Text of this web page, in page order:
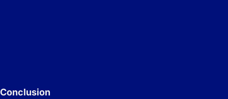
Conclusion